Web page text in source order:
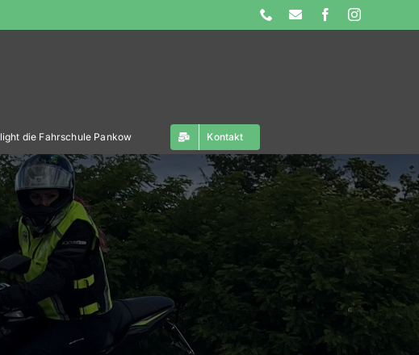
PhoneE-
FacebookInstagram
light die Fahrschule Pankow Kontakt